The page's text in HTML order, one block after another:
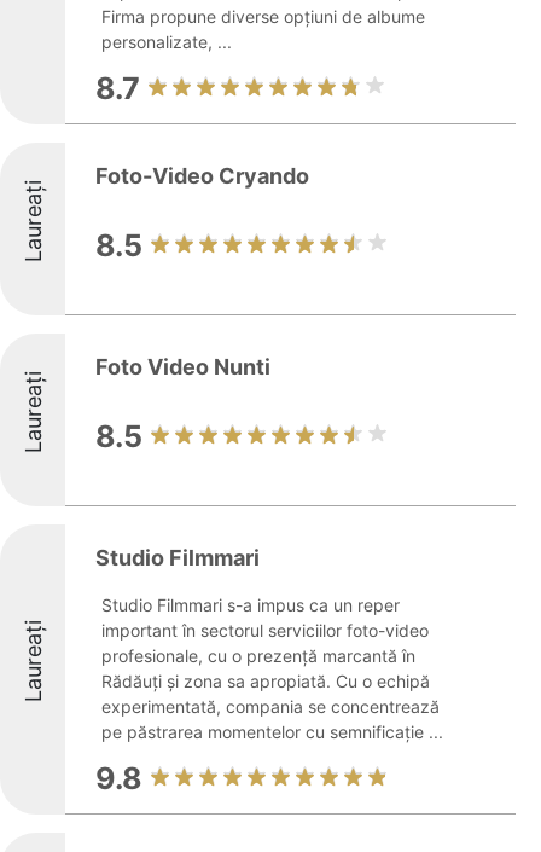
Firma propune diverse opțiuni de albume
personalizate, ...
8.7
Laureați
Foto-Video Cryando
8.5
Laureați
Foto Video Nunti
8.5
Laureați
Studio Filmmari
Studio Filmmari s-a impus ca un reper
important în sectorul serviciilor foto-video
profesionale, cu o prezență marcantă în
Rădăuți și zona sa apropiată. Cu o echipă
experimentată, compania se concentrează
pe păstrarea momentelor cu semnificație ...
9.8